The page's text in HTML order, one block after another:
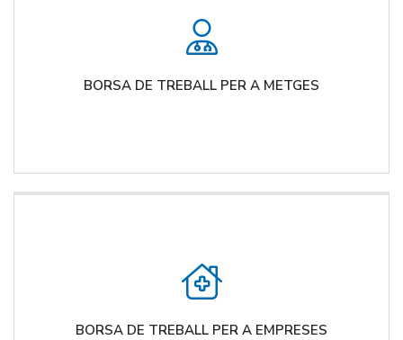
BORSA DE TREBALL PER A METGES
BORSA DE TREBALL PER A EMPRESES